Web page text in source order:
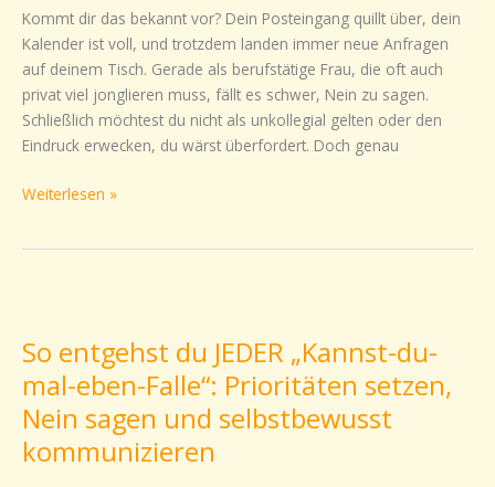
Kommt dir das bekannt vor? Dein Posteingang quillt über, dein
Kalender ist voll, und trotzdem landen immer neue Anfragen
auf deinem Tisch. Gerade als berufstätige Frau, die oft auch
privat viel jonglieren muss, fällt es schwer, Nein zu sagen.
Schließlich möchtest du nicht als unkollegial gelten oder den
Eindruck erwecken, du wärst überfordert. Doch genau
Nein,
ohne
unkollegial
zu
wirken
Weiterlesen »
So entgehst du JEDER „Kannst-du-
mal-eben-Falle“: Prioritäten setzen,
Nein sagen und selbstbewusst
kommunizieren
du
„Kannst-
du-
mal-